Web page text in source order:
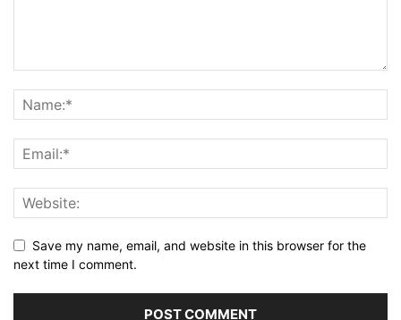
Save my name, email, and website in this browser for the
next time I comment.